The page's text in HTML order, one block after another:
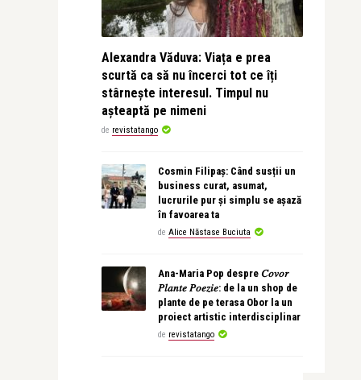
Alexandra Văduva: Viața e prea
scurtă ca să nu încerci tot ce îți
stârnește interesul. Timpul nu
așteaptă pe nimeni
de revistatango
Cosmin Filipaș: Când susții un
business curat, asumat,
lucrurile pur și simplu se așază
în favoarea ta
de Alice Năstase Buciuta
Ana-Maria Pop despre 𝐶𝑜𝑣𝑜𝑟
𝑃𝑙𝑎𝑛𝑡𝑒 𝑃𝑜𝑒𝑧𝑖𝑒: de la un shop de
plante de pe terasa Obor la un
proiect artistic interdisciplinar
de revistatango